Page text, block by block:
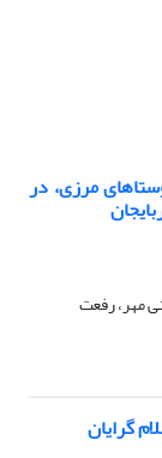
مرزی، در
مهر، رفعت
گرایان